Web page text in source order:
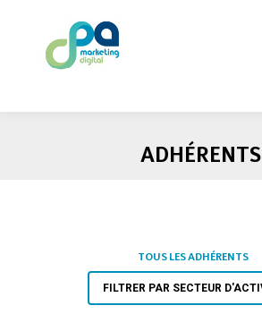
ADHÉRENTS
TOUS LES ADHÉRENTS